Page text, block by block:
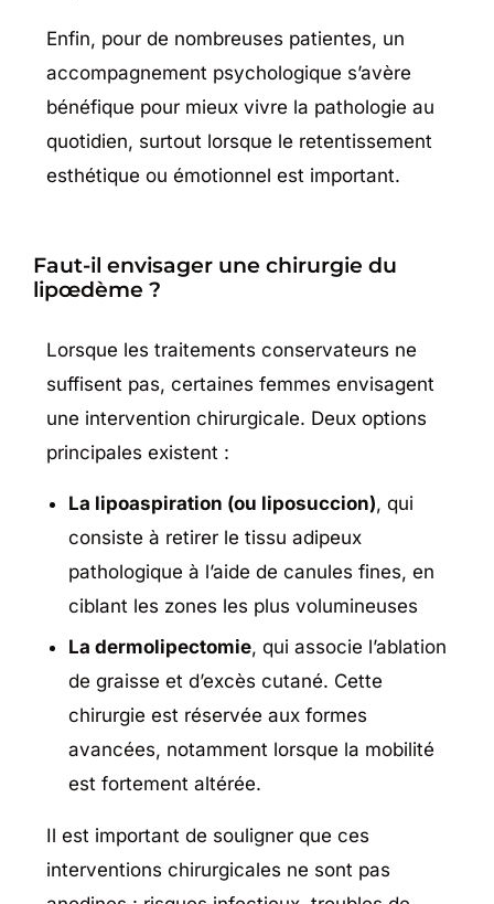
Enfin, pour de nombreuses patientes, un
accompagnement psychologique s’avère
bénéfique pour mieux vivre la pathologie au
quotidien, surtout lorsque le retentissement
esthétique ou émotionnel est important.
Faut-il envisager une chirurgie du
lipœdème ?
Lorsque les traitements conservateurs ne
suffisent pas, certaines femmes envisagent
une intervention chirurgicale. Deux options
principales existent :
La lipoaspiration (ou liposuccion), qui
consiste à retirer le tissu adipeux
pathologique à l’aide de canules fines, en
ciblant les zones les plus volumineuses
La dermolipectomie, qui associe l’ablation
de graisse et d’excès cutané. Cette
chirurgie est réservée aux formes
avancées, notamment lorsque la mobilité
est fortement altérée.
Il est important de souligner que ces
interventions chirurgicales ne sont pas